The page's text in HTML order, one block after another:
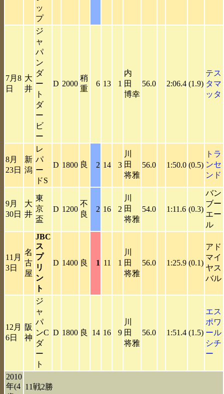
ッ
プ
7月8
日
大
井
ジ
ャ
パ
ン
ダ
ー
ト
ダ
ー
ビ
ー
D 2000
稍
重
6 13 1
内
田
博幸
56.0 2:06.4 (1.9)
テス
タマ
ッタ
8月
23日
新
潟
レ
パ
ー
ドS
D 1800 良 2 14 3
川
田
将雅
56.0 1:50.0 (0.5)
トラ
ンセ
ンド
9月
30日
大
井
東
京
盃
D 1200
不
良
2 16 2
川
田
将雅
54.0 1:11.6 (0.3)
バン
ブー
エー
ル
11月
3日
名
古
屋
JBC
ス
プ
リ
ン
ト
D 1400 良 1 11 1
川
田
将雅
56.0 1:25.9 (0.1)
アド
マイ
ヤス
バル
12月
6日
阪
神
ジ
ャ
パ
ンC
ダ
ー
ト
D 1800 良 14 16 9
川
田
将雅
56.0 1:51.4 (1.5)
エス
ポワ
ール
シチ
ー
2010
年(4 11戦2勝